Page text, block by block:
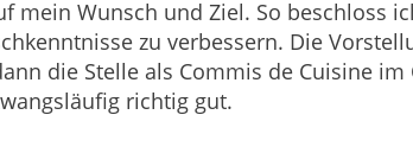
Wunsch und Ziel. So beschloss
zu verbessern. Die
die Stelle als Commis de Cuisine
richtig gut.